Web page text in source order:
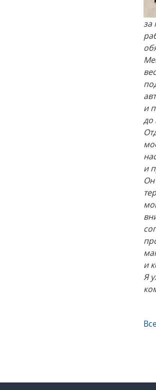
за
и
до
и
Он
и
Я